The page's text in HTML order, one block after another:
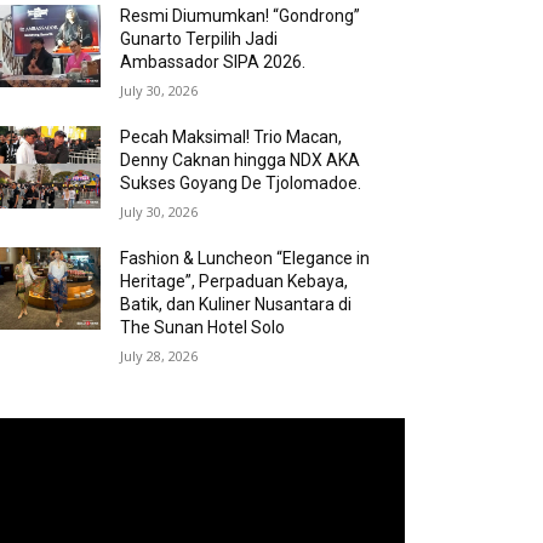
Resmi Diumumkan! “Gondrong”
Gunarto Terpilih Jadi
Ambassador SIPA 2026.
July 30, 2026
Pecah Maksimal! Trio Macan,
Denny Caknan hingga NDX AKA
Sukses Goyang De Tjolomadoe.
July 30, 2026
Fashion & Luncheon “Elegance in
Heritage”, Perpaduan Kebaya,
Batik, dan Kuliner Nusantara di
The Sunan Hotel Solo
July 28, 2026